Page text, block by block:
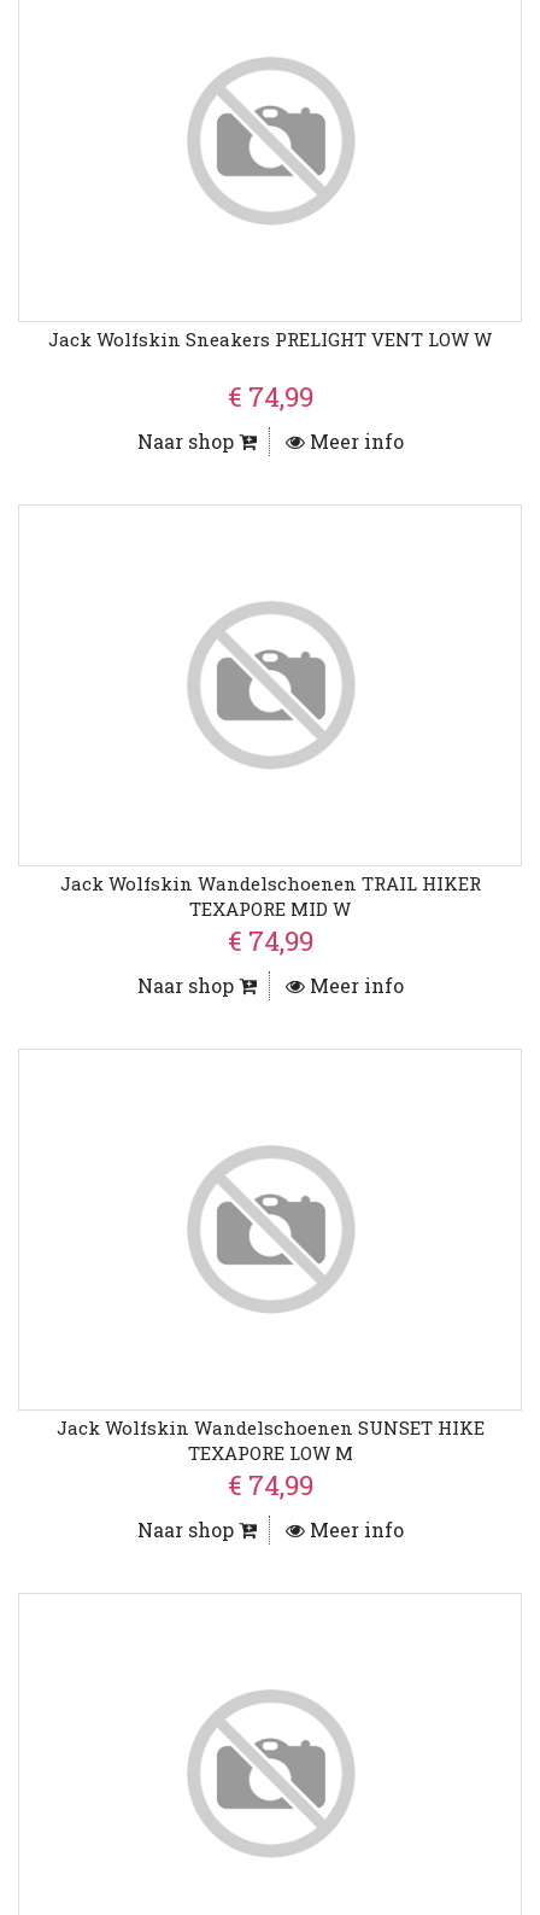
Jack Wolfskin Sneakers PRELIGHT VENT LOW W
€ 74,99
Naar shop Meer info
Jack Wolfskin Wandelschoenen TRAIL HIKER
TEXAPORE MID W
€ 74,99
Naar shop Meer info
Jack Wolfskin Wandelschoenen SUNSET HIKE
TEXAPORE LOW M
€ 74,99
Naar shop Meer info